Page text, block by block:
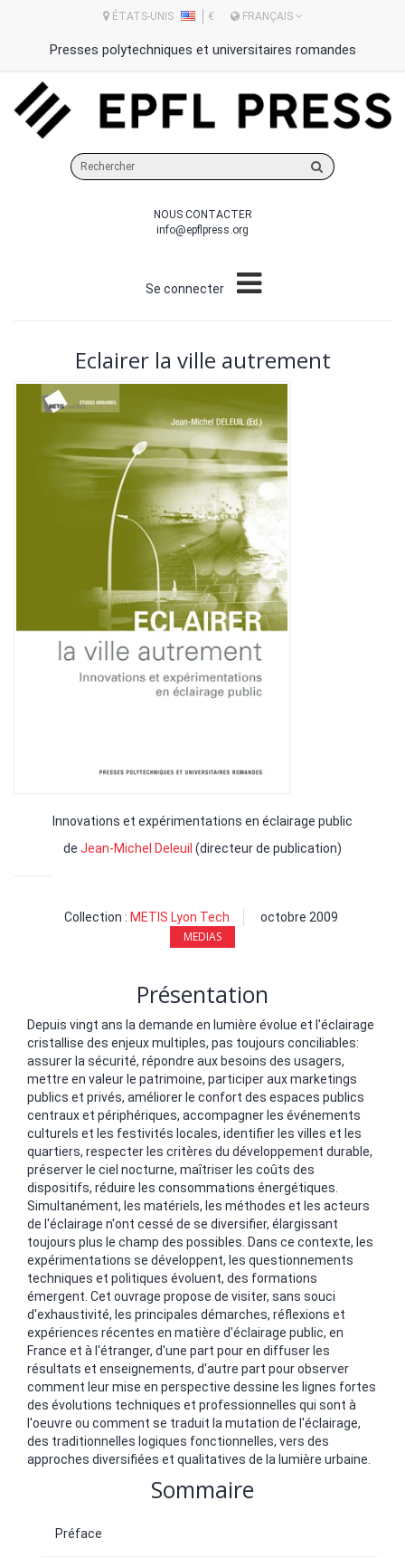
ÉTATS-UNIS € FRANÇAIS
Presses polytechniques et universitaires romandes
sur
site
NOUS CONTACTER
info@epflpress.org
Se connecter
Eclairer la ville autrement
Innovations et expérimentations en éclairage public
de Jean-Michel Deleuil (directeur de publication)
Collection : METIS Lyon Tech octobre 2009
MEDIAS
Présentation
Depuis vingt ans la demande en lumière évolue et l'éclairage
cristallise des enjeux multiples, pas toujours conciliables:
assurer la sécurité, répondre aux besoins des usagers,
mettre en valeur le patrimoine, participer aux marketings
publics et privés, améliorer le confort des espaces publics
centraux et périphériques, accompagner les événements
culturels et les festivités locales, identifier les villes et les
quartiers, respecter les critères du développement durable,
préserver le ciel nocturne, maîtriser les coûts des
dispositifs, réduire les consommations énergétiques.
Simultanément, les matériels, les méthodes et les acteurs
de l'éclairage n'ont cessé de se diversifier, élargissant
toujours plus le champ des possibles. Dans ce contexte, les
expérimentations se développent, les questionnements
techniques et politiques évoluent, des formations
émergent. Cet ouvrage propose de visiter, sans souci
d'exhaustivité, les principales démarches, réflexions et
expériences récentes en matière d'éclairage public, en
France et à l'étranger, d'une part pour en diffuser les
résultats et enseignements, d'autre part pour observer
comment leur mise en perspective dessine les lignes fortes
des évolutions techniques et professionnelles qui sont à
l'oeuvre ou comment se traduit la mutation de l'éclairage,
des traditionnelles logiques fonctionnelles, vers des
approches diversifiées et qualitatives de la lumière urbaine.
Sommaire
Préface